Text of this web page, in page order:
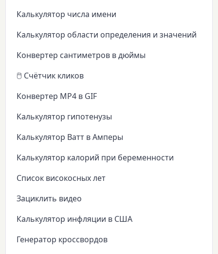
Калькулятор числа имени
Калькулятор области определения и значений
Конвертер сантиметров в дюймы
🖱️ Счётчик кликов
Конвертер MP4 в GIF
Калькулятор гипотенузы
Калькулятор Ватт в Амперы
Калькулятор калорий при беременности
Список високосных лет
Зациклить видео
Калькулятор инфляции в США
Генератор кроссвордов